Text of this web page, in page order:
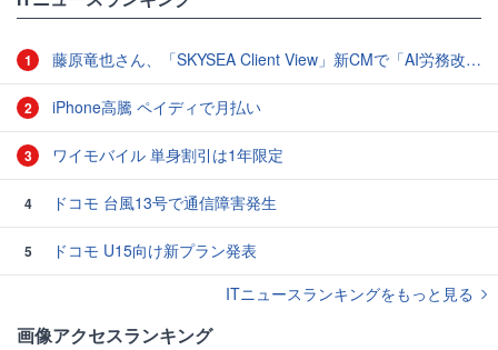
1 藤原竜也さん、「SKYSEA Client View」新CMで「AI労務改善」をアピール 働き方をAIが分析したら「すぐに休んで」と言われる？
2 iPhone高騰 ペイディで月払い
3 ワイモバイル 単身割引は1年限定
4 ドコモ 台風13号で通信障害発生
5
ドコモ U15向け新プラン発表
ITニュースランキングをもっと見る
画像アクセスランキング